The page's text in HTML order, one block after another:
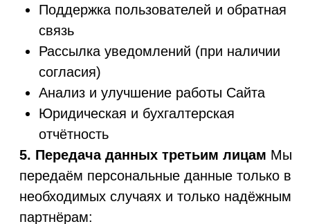
передаются за пределы Великобритании,
UK GDPR о трансграничной передаче
данных. Это включает использование:
Решений о достаточности
Стандартных договорных условий
(Standard Contractual Clauses, SCC)
Международных соглашений,
заключённых между Великобританией
и другими странами
7. Хранение и безопасность данных
Данные клиентов: до 6 лет в
соответствии с налоговым и
бухгалтерским законодательством
Email-данные: до момента отзыва